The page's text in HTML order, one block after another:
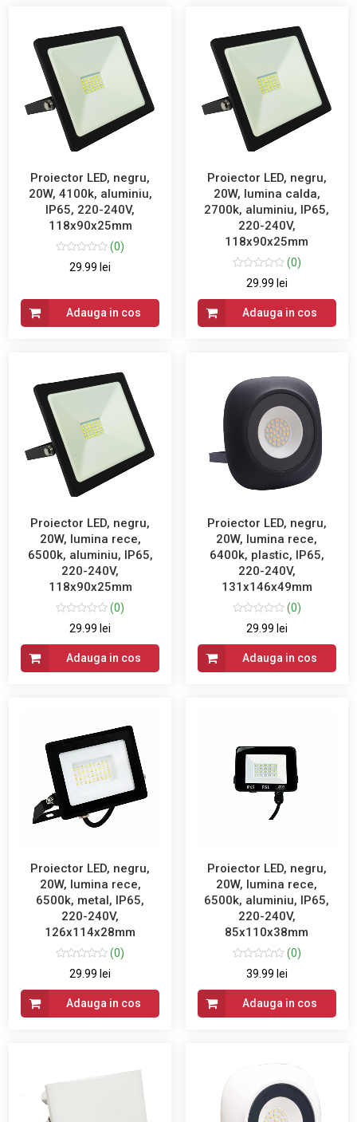
Proiector LED, negru,
20W, 4100k, aluminiu,
IP65, 220-240V,
118x90x25mm
(0)
29.99 lei
Adauga in cos
Proiector LED, negru,
20W, lumina calda,
2700k, aluminiu, IP65,
220-240V,
118x90x25mm
(0)
29.99 lei
Adauga in cos
Proiector LED, negru,
20W, lumina rece,
6500k, aluminiu, IP65,
220-240V,
118x90x25mm
(0)
29.99 lei
Adauga in cos
Proiector LED, negru,
20W, lumina rece,
6400k, plastic, IP65,
220-240V,
131x146x49mm
(0)
29.99 lei
Adauga in cos
Proiector LED, negru,
20W, lumina rece,
6500k, metal, IP65,
220-240V,
126x114x28mm
(0)
29.99 lei
Adauga in cos
Proiector LED, negru,
20W, lumina rece,
6500k, aluminiu, IP65,
220-240V,
85x110x38mm
(0)
39.99 lei
Adauga in cos